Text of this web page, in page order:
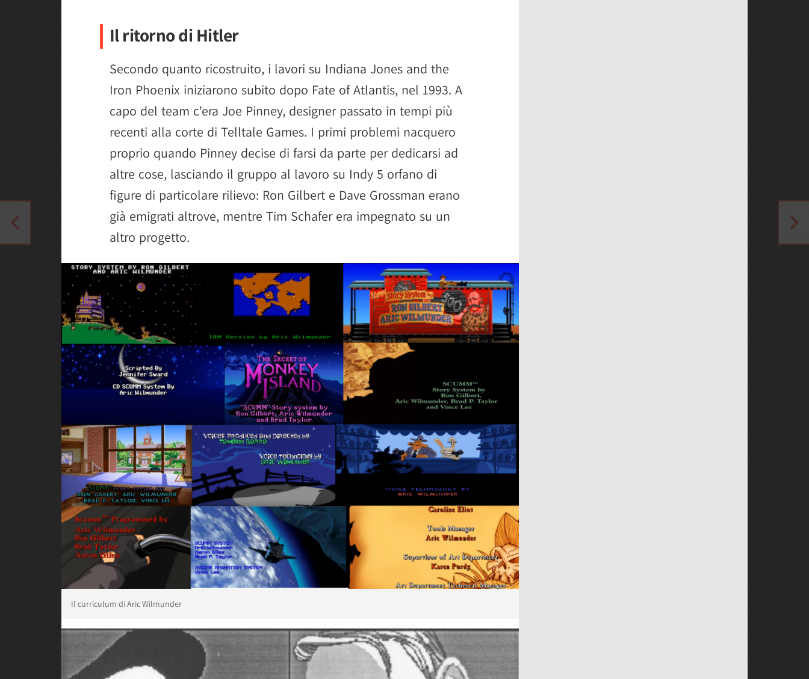
Il ritorno di Hitler
Secondo quanto ricostruito, i lavori su Indiana Jones and the
Iron Phoenix iniziarono subito dopo Fate of Atlantis, nel 1993. A
capo del team c'era Joe Pinney, designer passato in tempi più
recenti alla corte di Telltale Games. I primi problemi nacquero
proprio quando Pinney decise di farsi da parte per dedicarsi ad
altre cose, lasciando il gruppo al lavoro su Indy 5 orfano di
figure di particolare rilievo: Ron Gilbert e Dave Grossman erano
già emigrati altrove, mentre Tim Schafer era impegnato su un
altro progetto.
Il curriculum di Aric Wilmunder